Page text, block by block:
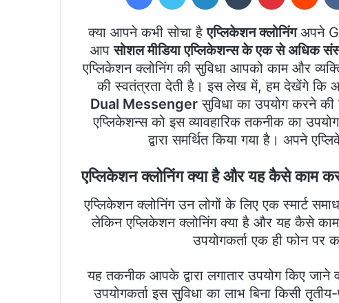
क्या आपने कभी सोचा हैएप्लिकेशन क्लोनिंगअपने
आपसोशल मीडिया एप्लिकेशन्स के एक से अधिक
एप्लिकेशन क्लोनिंग की सुविधा आपको काम और
की स्वतंत्रता देती है। इस लेख में, हम देखेंगे कि
Dual Messengerसुविधा का उपयोग करने की
एप्लिकेशन्स को इस व्यावहारिक तकनीक का
द्वारा समर्थित किया गया है। अपने
एप्लिकेशन क्लोनिंग क्या है और यह कैसे काम
एप्लिकेशन क्लोनिंग उन लोगों के लिए एक स्मार्ट
लेकिन एप्लिकेशन क्लोनिंग क्या है और यह कैसे काम
उपयोगकर्ता एक ही फोन पर
यह तकनीक आपके द्वारा लगातार उपयोग किए जाने
उपयोगकर्ता इस सुविधा का लाभ बिना किसी